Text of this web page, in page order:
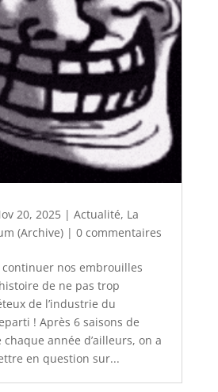
20, 2025| Actualité, La
(Archive)| 0 commentaires
continuer nos embrouilles
de ne pas trop
de l’industrie du
! Après 6 saisons de
année d’ailleurs, on a
en question sur...